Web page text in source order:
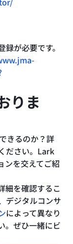
が必要です。
りま
きるのか？詳
ださい。Lark
ンを交えてご紹
細を確認するこ
デジタルコンサ
によって異なり
。ぜひ一緒にビ